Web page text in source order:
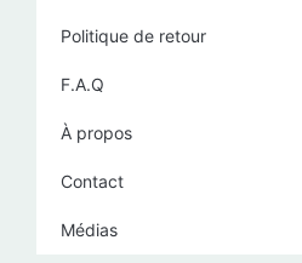
Politique de retour
F.A.Q
À propos
Contact
Médias